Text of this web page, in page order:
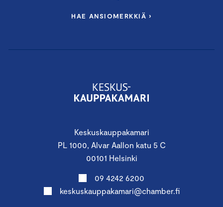
Keskuskauppakamari
PL 1000, Alvar Aallon katu 5 C
00101 Helsinki
09 4242 6200
keskuskauppakamari@chamber.fi
HAE ANSIOMERKKIÄ ›